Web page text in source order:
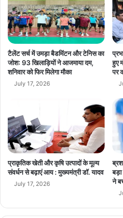
धोखाधड़ी, षड्यंत्र और IT एक्ट के तहत
खातों, मोबाइल नंबरों और ऑनलाइन
साक्ष्यों की मदद से आरोपियों की पहचान और
साइबर सेल की जांच जारी, जल्द हो सकती है
सुराग को खंगाल रही है ताकि आरोपियों तक
इस मामले में महत्वपूर्ण जानकारी मिलेगी और
Amarpatan News
breaking news
cyber cell cyber
Delhi Police Fraud
ता
पू
र्व
क
:
मु
ख्य
या
द
व
से
ए
क
ता
की
उ
म्मी
टैलेंट सर्च में उमड़ा बैडमिंटन और टेनिस का
जोश: 93 खिलाड़ियों ने आजमाया दम,
शनिवार को फिर मिलेगा मौका
July 17, 2026
हुए
पर
प्राकृतिक खेती और कृषि उत्पादों के मूल्य
संवर्धन से बढ़ाएं आय : मुख्यमंत्री डॉ. यादव
July 17, 2026
ने